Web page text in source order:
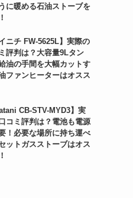
に暖める石油ストーブを
イニチ FW-5625L】実際の
評判は？大容量9Lタン
油の手間を大幅カットす
ファンヒーターはオスス
CB-STV-MYD3】実
コミ評判は？電池も電源
！必要な場所に持ち運べ
ットガスストーブはオス